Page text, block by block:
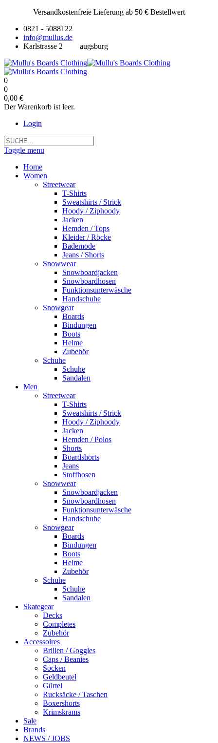
Versandkostenfreie Lieferung ab 50 € Bestellwert
0821 - 5088122
info@mullus.de
Karlstrasse 2
augsburg
0
0
0,00 €
Der Warenkorb ist leer.
Login
Toggle menu
Home
Women
Streetwear
T-Shirts
Sweatshirts / Strick
Hoody / Ziphoody
Jacken
Hemden / Tops
Kleider / Röcke
Bademode
Jeans / Shorts
Snowwear
Snowboardjacken
Snowboardhosen
Funktionsunterwäsche
Handschuhe
Snowgear
Boards
Bindungen
Boots
Helme
Zubehör
Schuhe
Schuhe
Sandalen
Men
Streetwear
T-Shirts
Sweatshirts / Strick
Hoody / Ziphoody
Jacken
Hemden / Polos
Shorts
Boardshorts
Jeans
Stoffhosen
Snowwear
Snowboardjacken
Snowboardhosen
Funktionsunterwäsche
Handschuhe
Snowgear
Boards
Bindungen
Boots
Helme
Zubehör
Schuhe
Schuhe
Sandalen
Skategear
Decks
Completes
Zubehör
Accessoires
Brillen / Goggles
Caps / Beanies
Socken
Geldbeutel
Gürtel
Rucksäcke / Taschen
Boxershorts
Krimskrams
Sale
Brands
NEWS / JOBS